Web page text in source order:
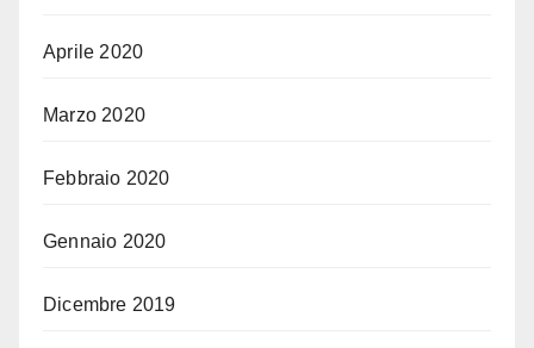
Aprile 2020
Marzo 2020
Febbraio 2020
Gennaio 2020
Dicembre 2019